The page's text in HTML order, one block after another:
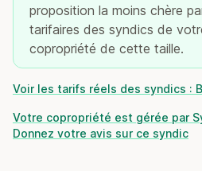
proposition la moins chère
tarifaires des syndics de
copropriété de cette taille.
Voir les tarifs réels des syndics :
Votre copropriété est gérée par
Donnez votre avis sur ce syndic